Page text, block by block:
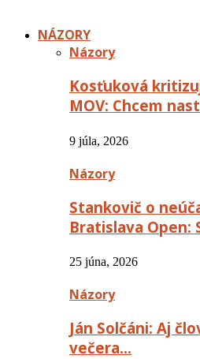
NÁZORY
Názory
Kosťuková
MOV: Chcem
9 júla, 2026
Názory
Stankovič o
Bratislava Open:
25 júna, 2026
Názory
Ján Solčáni: Aj
večera…